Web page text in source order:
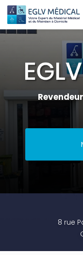
Aller
au
contenu
principal
8 rue